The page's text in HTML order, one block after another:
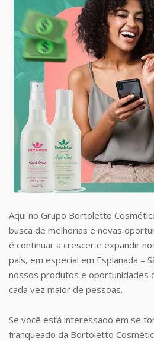
Aqui no Grupo Bortoletto
busca de melhorias e novas
é continuar a crescer e expandir
país, em especial em Esplanada –
nossos produtos e oportunidades
cada vez maior de pessoas.
Se você está interessado em se
franqueado da Bortoletto